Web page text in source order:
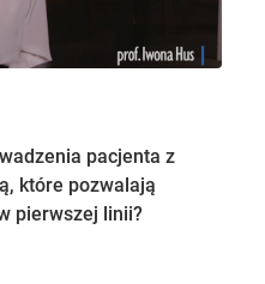
pacjenta z
które pozwalają
pierwszej linii?